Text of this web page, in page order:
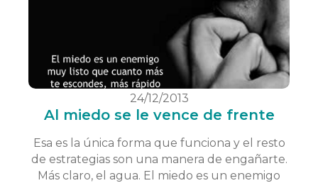
24/12/2013
Al miedo se le vence de frente
Esa es la única forma que funciona y el resto
de estrategias son una manera de engañarte.
Más claro, el agua. El miedo es un enemigo